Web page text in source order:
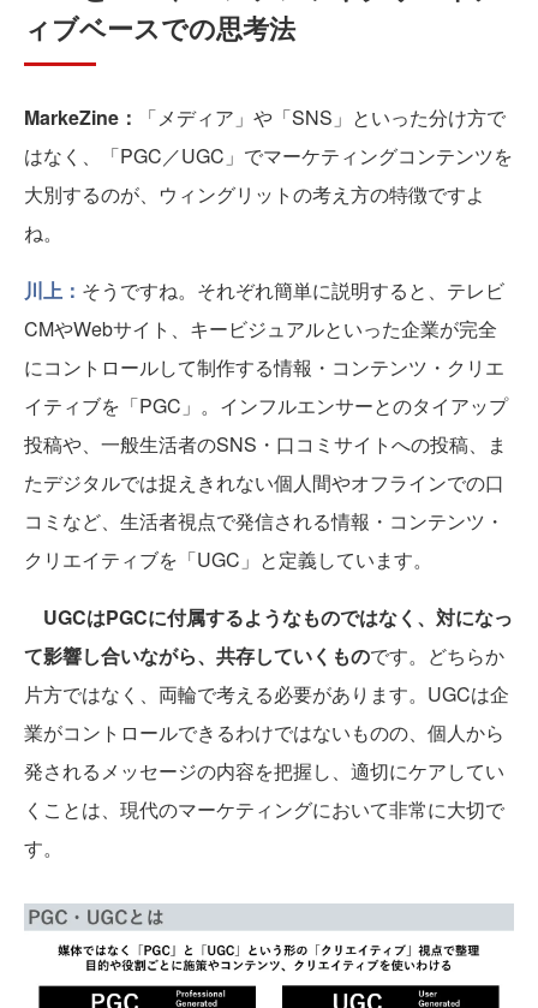
ィブベースでの思考法
MarkeZine：
「メディア」や「SNS」といった分け方で
はなく、「PGC／UGC」でマーケティングコンテンツを
大別するのが、ウィングリットの考え方の特徴ですよ
ね。
川上： そうですね。それぞれ簡単に説明すると、テレビ
CMやWebサイト、キービジュアルといった企業が完全
にコントロールして制作する情報・コンテンツ・クリエ
イティブを「PGC」。インフルエンサーとのタイアップ
投稿や、一般生活者のSNS・口コミサイトへの投稿、ま
たデジタルでは捉えきれない個人間やオフラインでの口
コミなど、生活者視点で発信される情報・コンテンツ・
クリエイティブを「UGC」と定義しています。
UGCはPGCに付属するようなものではなく、対になっ
て影響し合いながら、共存していくものです。どちらか
片方ではなく、両輪で考える必要があります。UGCは企
業がコントロールできるわけではないものの、個人から
発されるメッセージの内容を把握し、適切にケアしてい
くことは、現代のマーケティングにおいて非常に大切で
す。